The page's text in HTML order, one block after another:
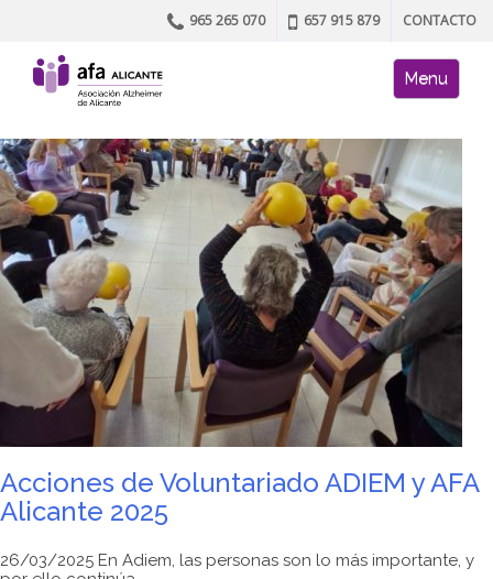
965 265 070 657 915 879 CONTACTO
AFA site
Skip to content
Menu
Acciones de Voluntariado ADIEM y AFA
Alicante 2025
26/03/2025 En Adiem, las personas son lo más importante, y